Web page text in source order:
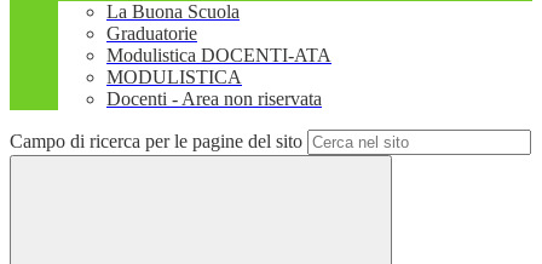
La Buona Scuola
Graduatorie
Modulistica DOCENTI-ATA
MODULISTICA
Docenti - Area non riservata
Campo di ricerca per le pagine del sito